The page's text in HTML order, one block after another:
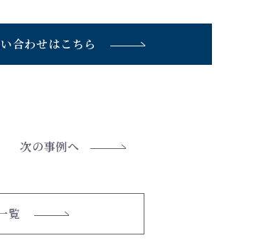
合わせはこちら
次の事例へ
覧